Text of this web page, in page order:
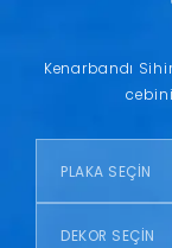
Kenarbandı
PLAKA SEÇİN
DEKOR SEÇİN